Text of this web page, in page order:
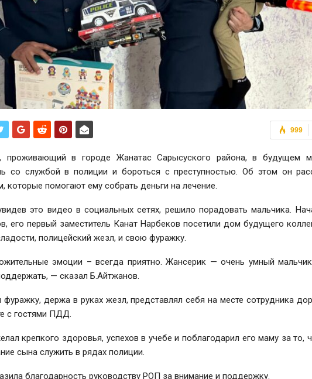
999
проживающий в городе Жанатас Сарысуского района, в будущем
со службой в полиции и бороться с преступностью. Об этом он
которые помогают ему собрать деньги на лечение.
это видео в социальных сетях, решило порадовать мальчика.
его первый заместитель Канат Нарбеков посетили дом будущего
полицейский жезл, и свою фуражку.
эмоции – всегда приятно. Жансерик — очень умный
— сказал Б.Айтжанов.
фуражку, держа в руках жезл, представлял себя на месте сотрудника
с гостями ПДД.
крепкого здоровья, успехов в учебе и поблагодарил его маму за то,
сына служить в рядах полиции.
благодарность руководству РОП за внимание и поддержку.